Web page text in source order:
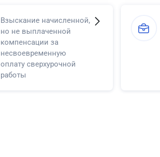
Взыскание начисленной,
но не выплаченной
компенсации за
несвоевременную
оплату сверхурочной
работы